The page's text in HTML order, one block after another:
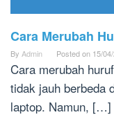
Cara Merubah
By Admin Posted on 15/
Cara merubah
tidak jauh berbeda
laptop. Namun, […]